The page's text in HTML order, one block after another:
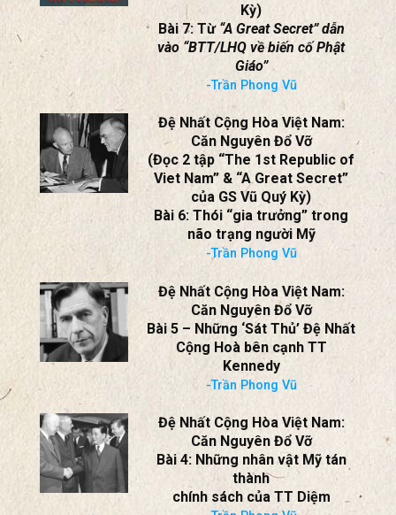
Đệ Nhất Cộng Hoà Việt Nam:
Căn Nguyên Đổ Vỡ
(Đọc chương 1, tác phẩm “A
Great Secret” của Gs Vũ Quý
Bài 7: Từ“A Great Secret” dẫn
vào “BTT/LHQ về biến cố Phật
Giáo”
-Trần Phong Vũ
Đệ Nhất Cộng Hòa Việt Nam:
Căn Nguyên Đổ Vỡ
(Đọc 2 tập “The 1st Republic of
Viet Nam” & “A Great Secret”
của GS Vũ Quý Kỳ)
Bài 6: Thói “gia trưởng” trong
não trạng người Mỹ
-Trần Phong Vũ
Đệ Nhất Cộng Hòa Việt Nam:
Bài 5 – Những ‘Sát Thủ’ Đệ Nhất
Cộng Hoà bên cạnh TT
Kennedy
-Trần Phong Vũ